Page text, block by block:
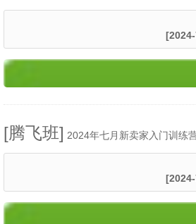
[腾飞班] 2024年七月新卖家入门训练